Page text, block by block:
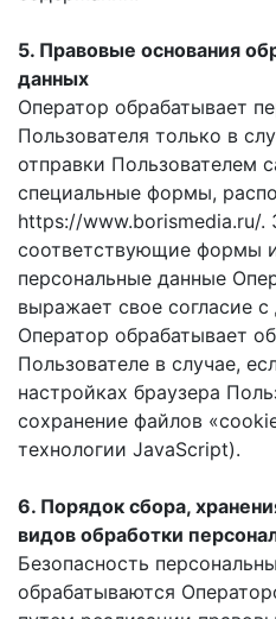
5. Правовые основания
данных
Оператор обрабатывает
Пользователя только в
отправки Пользователем
специальные формы,
https://www.borismedia.ru/.
соответствующие формы
персональные данные
выражает свое согласие
Оператор обрабатывает
Пользователе в случае,
настройках браузера
сохранение файлов
технологии JavaScript).
6. Порядок сбора,
видов обработки
Безопасность
обрабатываются